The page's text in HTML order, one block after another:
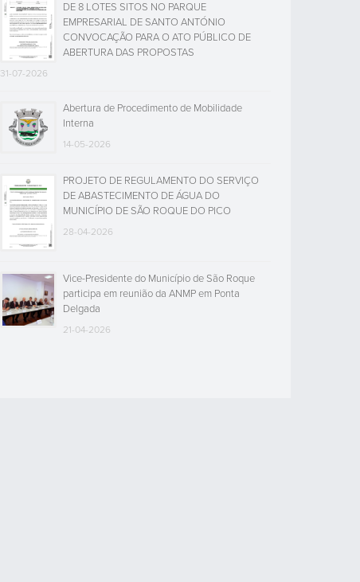
DE 8 LOTES SITOS NO PARQUE
EMPRESARIAL DE SANTO ANTÓNIO
CONVOCAÇÃO PARA O ATO PÚBLICO DE
ABERTURA DAS PROPOSTAS
31-07-2026
Abertura de Procedimento de Mobilidade
Interna
14-05-2026
PROJETO DE REGULAMENTO DO SERVIÇO
DE ABASTECIMENTO DE ÁGUA DO
MUNICÍPIO DE SÃO ROQUE DO PICO
28-04-2026
Vice-Presidente do Município de São Roque
participa em reunião da ANMP em Ponta
Delgada
21-04-2026